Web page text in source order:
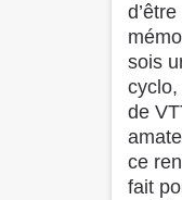
sois
de
ce
fait